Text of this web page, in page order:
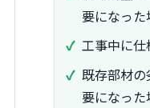
要になった
工事中に
既存部材
要になっ